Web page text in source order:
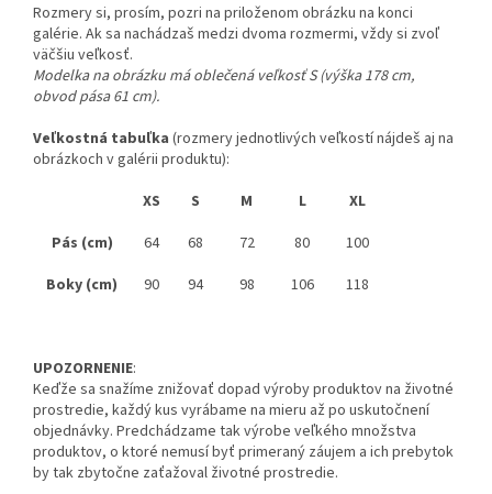
Rozmery si, prosím, pozri na priloženom obrázku na konci
galérie. Ak sa nachádzaš medzi dvoma rozmermi, vždy si zvoľ
väčšiu veľkosť.
Modelka na obrázku má oblečená veľkosť S (výška 178 cm,
obvod pása 61 cm).
Veľkostná tabuľka (rozmery jednotlivých veľkostí nájdeš aj na
obrázkoch v galérii produktu):
XS
S M L
XL
Pás (cm)
64 68 72 80
100
Boky (cm)
90 94 98 106 118
UPOZORNENIE:
Keďže sa snažíme znižovať dopad výroby produktov na životné
prostredie, každý kus vyrábame na mieru až po uskutočnení
objednávky. Predchádzame tak výrobe veľkého množstva
produktov, o ktoré nemusí byť primeraný záujem a ich prebytok
by tak zbytočne zaťažoval životné prostredie.